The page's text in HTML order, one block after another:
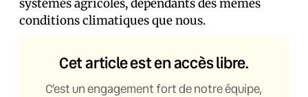
systèmes agricoles, dépendants des mêmes
conditions climatiques que nous.
Cet article est en accès libre.
C’est un engagement fort de notre équipe,